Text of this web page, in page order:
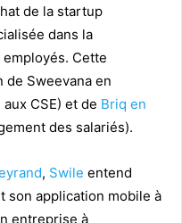
de la startup
dans la
Cette
de Sweevana en
CSE) et de Briq en
des salariés).
, Swile entend
son application mobile à
entreprise à